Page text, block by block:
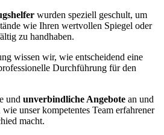
wurden speziell geschult, um
wie Ihren wertvollen Spiegel oder
zu handhaben.
wissen wir, wie entscheidend eine
Durchführung für den
und unverbindliche Angebote an und
unser kompetentes Team erfahrener
macht.